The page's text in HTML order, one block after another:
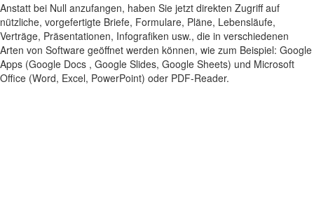
Anstatt bei Null anzufangen, haben Sie jetzt direkten Zugriff auf
nützliche, vorgefertigte Briefe, Formulare, Pläne, Lebensläufe,
Verträge, Präsentationen, Infografiken usw., die in verschiedenen
Arten von Software geöffnet werden können, wie zum Beispiel: Google
Apps (Google Docs , Google Slides, Google Sheets) und Microsoft
Office (Word, Excel, PowerPoint) oder PDF-Reader.